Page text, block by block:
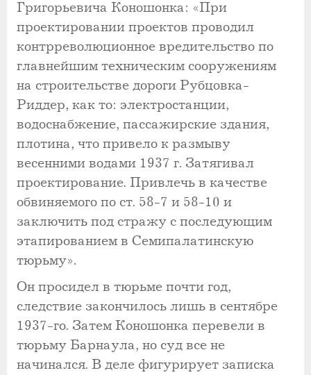
Григорьевича Коношонка: «При
проектировании проектов проводил
контрреволюционное вредительство по
главнейшим техническим сооружениям
на строительстве дороги Рубцовка-
Риддер, как то: электростанции,
водоснабжение, пассажирские здания,
плотина, что привело к размыву
весенними водами 1937 г. Затягивал
проектирование. Привлечь в качестве
обвиняемого по ст. 58-7 и 58-10 и
заключить под стражу с последующим
этапированием в Семипалатинскую
тюрьму».
Он просидел в тюрьме почти год,
следствие закончилось лишь в сентябре
1937-го. Затем Коношонка перевели в
тюрьму Барнаула, но суд все не
начинался. В деле фигурирует записка